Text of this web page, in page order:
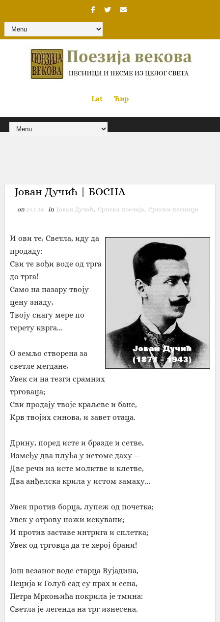
Lat« Ћир
Јован Дучић | БОСНА
on 24.1.18 in Јован Дучић, Српска поезија, Српски песници
И ови те, Светла, иду да
продаду:
Сви те вођи воде од трга
до трга!
Само на пазару твоју
цену знаду,
Твоју снагу мере по
терету кврга...
О земљо створена за
светле мегдане,
Увек си на тезги срамних
трговаца;
Сви продају твоје краљеве и бане,
Крв твојих синова, и завет отаца.
Дрину, поред исте и бразде и сетве,
Између два плућа у истоме даху —
Две речи из исте молитве и клетве,
Два анђелска крила у истом замаху...
Увек против борца, лупеж од почетка;
Увек у отрову ножи искувани;
И против заставе интрига и сплетка;
Увек од трговца да те херој брани!
Још везаног воде старца Вујадина,
Пеција и Голуб сад су прах и сена,
Петра Мркоњића покрила је тмина:
Светла је легенда на трг изнесена.